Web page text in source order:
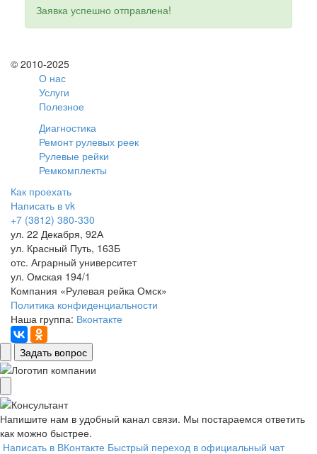
Заявка успешно отправлена!
© 2010-2025
О нас
Услуги
Полезное
Диагностика
Ремонт рулевых реек
Рулевые рейки
Ремкомплекты
Как проехать
Написать в vk
+7 (3812) 380-330
ул. 22 Декабря, 92А
ул. Красный Путь, 163Б
отс. Аграрный университет
ул. Омская 194/1
Компания «Рулевая рейка Омск»
Политика конфиденциальности
Наша группа: Вконтакте
Задать вопрос
Напишите нам в удобный канал связи. Мы постараемся ответить
как можно быстрее.
Написать в ВКонтакте Быстрый переход в официальный чат